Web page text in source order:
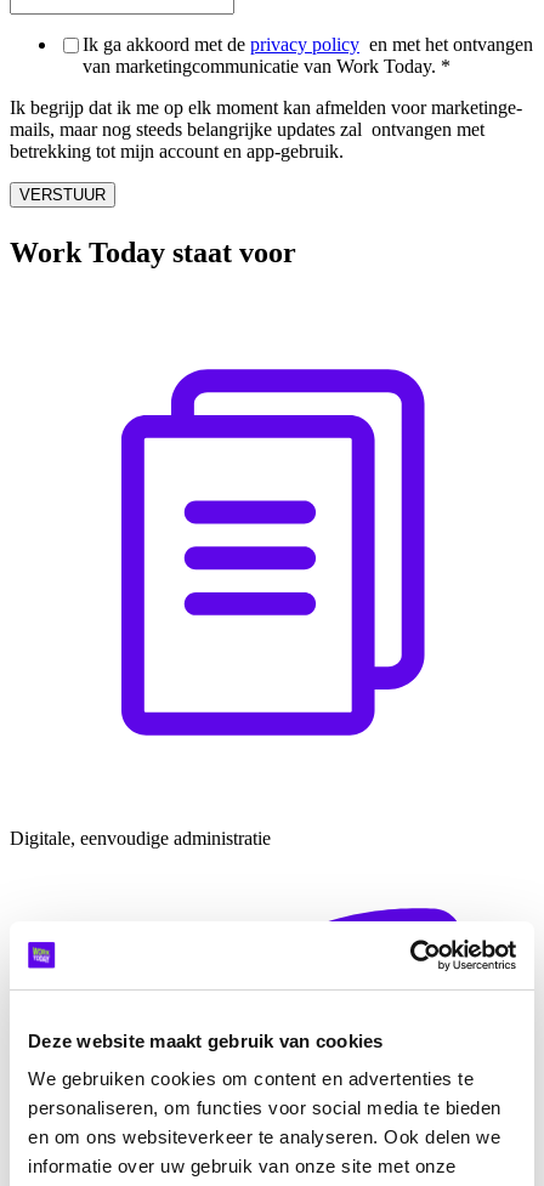
Deze website maakt gebruik van cookies
We gebruiken cookies om content en advertenties te
personaliseren, om functies voor social media te bieden
en om ons websiteverkeer te analyseren. Ook delen we
informatie over uw gebruik van onze site met onze
Ik ga akkoord met de privacy policy en met het ontvangen
van marketingcommunicatie van Work Today. *
Ik begrijp dat ik me op elk moment kan afmelden voor marketinge-
mails, maar nog steeds belangrijke updates zal ontvangen met
betrekking tot mijn account en app-gebruik.
Work Today staat voor
Digitale, eenvoudige administratie